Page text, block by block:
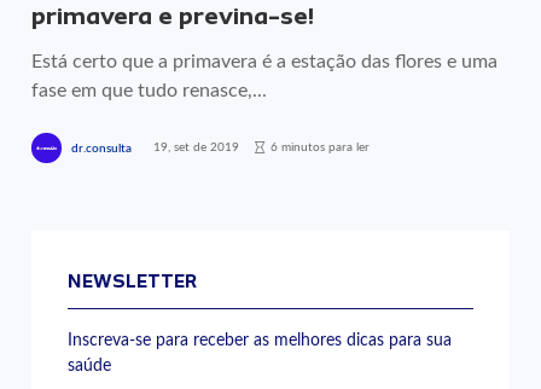
primavera e previna-se!
Está certo que a primavera é a estação das flores e uma
fase em que tudo renasce,...
dr.consulta 19, set de 2019 6 minutos para ler
NEWSLETTER
Inscreva-se para receber as melhores dicas para sua
saúde